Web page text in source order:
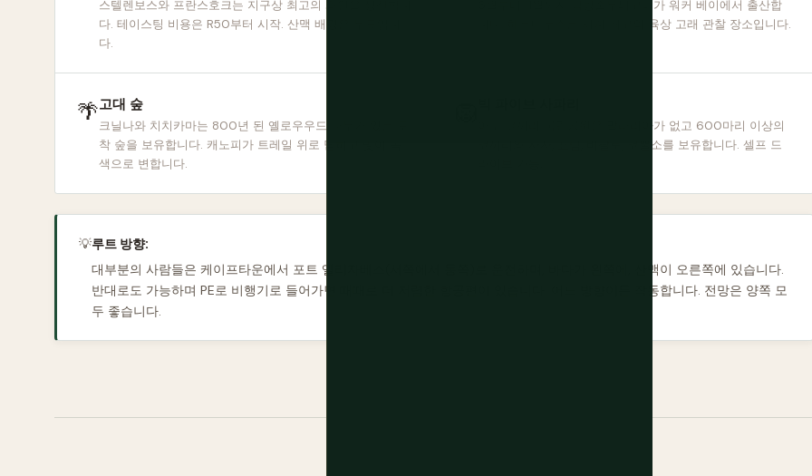
스텔렌보스와 프란스호크는 지구상 최고의 와인을 생산합니
다. 테이스팅 비용은 R50부터 시작. 산맥 배경은 무료입니
다.
6월부터 11월까지 남방줄무늬고래가 워커 베이에서 출산합
니다. 헤르마누스는 세계 최고의 육상 고래 관찰 장소입니다.
🌴고대 숲
크닐나와 치치카마는 800년 된 옐로우우드 나무가 있는 토
착 숲을 보유합니다. 캐노피가 트레일 위로 닫히고 빛이 녹
색으로 변합니다.
아도 코끼리 국립공원은 말라리아가 없고 600마리 이상의
코끼리와 사자, 표범, 버팔로, 코뿔소를 보유합니다. 셀프 드
💡루트 방향:
대부분의 사람들은 케이프타운에서 포트 엘리자베스(서쪽에서 동쪽)로 운전하며, 바다가 왼쪽에, 산맥이 오른쪽에 있습니다.
반대로도 가능하며 PE로 비행기로 들어가면 때때로 더 저렴한 항공편이 있습니다. 어느 방향이든 작동합니다. 전망은 양쪽 모
두 좋습니다.